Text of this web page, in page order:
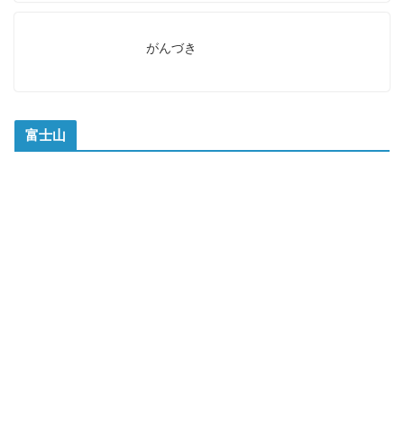
がんづき
富士山